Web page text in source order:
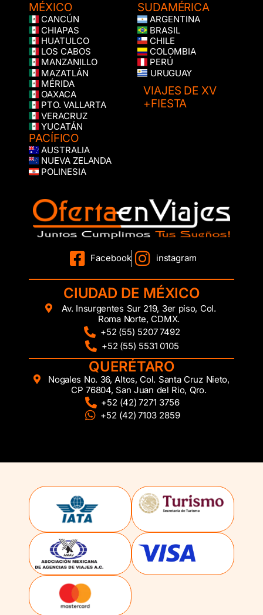
MÉXICO
CANCÚN
CHIAPAS
HUATULCO
LOS CABOS
MANZANILLO
MAZATLÁN
MÉRIDA
OAXACA
PTO. VALLARTA
VERACRUZ
YUCATÁN
PACÍFICO
AUSTRALIA
NUEVA ZELANDA
POLINESIA
SUDAMÉRICA
ARGENTINA
BRASIL
CHILE
COLOMBIA
PERÚ
URUGUAY
VIAJES DE XV
+FIESTA
Facebook instagram
CIUDAD DE MÉXICO
Av. Insurgentes Sur 219, 3er piso, Col.
Roma Norte, CDMX.
+52 (55) 5207 7492
+52 (55) 5531 0105
QUERÉTARO
Nogales No. 36, Altos, Col. Santa Cruz Nieto,
CP 76804, San Juan del Rio, Qro.
+52 (42) 7271 3756
+52 (42) 7103 2859